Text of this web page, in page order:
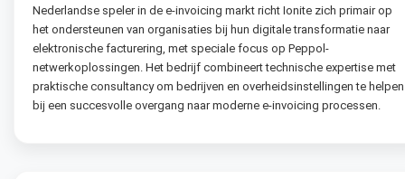
Nederlandse speler in de e-invoicing markt richt Ionite zich primair op
het ondersteunen van organisaties bij hun digitale transformatie naar
elektronische facturering, met speciale focus op Peppol-
netwerkoplossingen. Het bedrijf combineert technische expertise met
praktische consultancy om bedrijven en overheidsinstellingen te helpen
bij een succesvolle overgang naar moderne e-invoicing processen.